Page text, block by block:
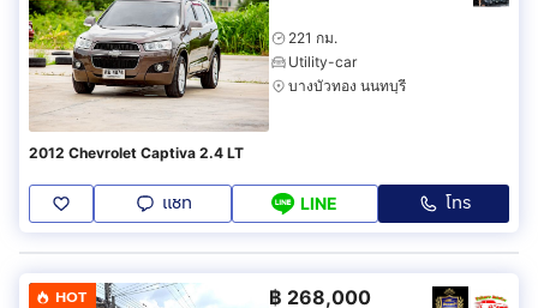
221 กม.
Utility-car
บางบัวทอง นนทบุรี
2012 Chevrolet Captiva 2.4 LT
แชท LINE โทร
HOT ฿ 268,000